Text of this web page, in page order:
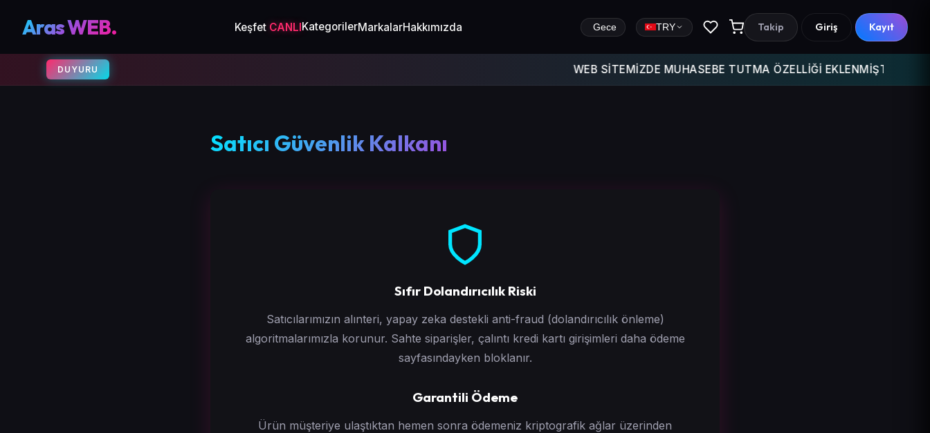
Aras WEB. Keşfet CANLIKategorilerMarkalarHakkımızda Gece TRY Takip Giriş Kayıt
DUYURU WEB SİTEMİZDE MUHASEBE TUTMA ÖZELLİĞİ EKLENMİŞTİR GELİR
Satıcı Güvenlik Kalkanı
Sıfır Dolandırıcılık Riski
Satıcılarımızın alınteri, yapay zeka destekli anti-fraud (dolandırıcılık önleme)
algoritmalarımızla korunur. Sahte siparişler, çalıntı kredi kartı girişimleri daha ödeme
sayfasındayken bloklanır.
Garantili Ödeme
Ürün müşteriye ulaştıktan hemen sonra ödemeniz kriptografik ağlar üzerinden